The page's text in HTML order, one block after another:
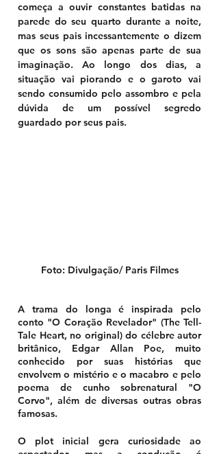
começa a ouvir constantes batidas na
parede do seu quarto durante a noite,
mas seus pais incessantemente o dizem
que os sons são apenas parte de sua
imaginação. Ao longo dos dias, a
situação vai piorando e o garoto vai
sendo consumido pelo assombro e pela
dúvida de um possível segredo
guardado por seus pais.
Foto: Divulgação/ Paris Filmes
A trama do longa é inspirada pelo
conto "O Coração Revelador" (The Tell-
Tale Heart, no original) do célebre autor
britânico, Edgar Allan Poe, muito
conhecido por suas histórias que
envolvem o mistério e o macabro e pelo
poema de cunho sobrenatural "O
Corvo", além de diversas outras obras
famosas.
O plot inicial gera curiosidade ao